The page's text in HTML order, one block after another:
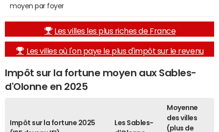
moyen par foyer
Les villes les plus riches de France
Les villes où l'on paye le plus d'impôt sur le revenu
Impôt sur la fortune moyen aux Sables-
d'Olonne en 2025
Impôt sur la fortune 2025
Les Sables-
Moyenne
des villes
(plus de